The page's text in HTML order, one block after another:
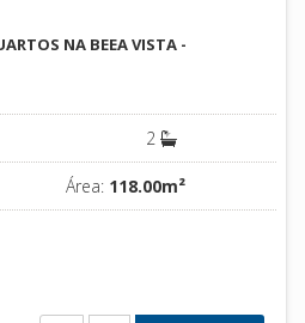
NA BEEA VISTA -
2
Área: 118.00m²